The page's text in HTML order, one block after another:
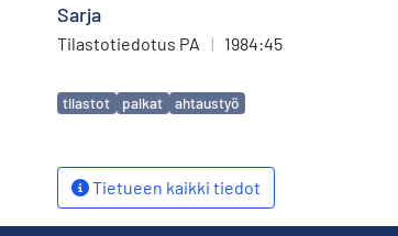
Sarja
Tilastotiedotus PA | 1984:45
Avainsanat
tilastot palkat ahtaustyö
Tietueen kaikki tiedot